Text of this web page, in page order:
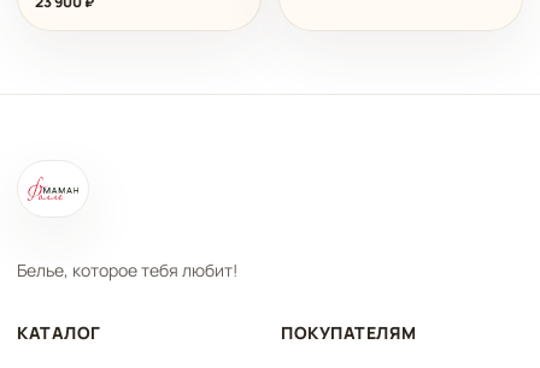
Белье, которое тебя любит!
КАТАЛОГ
ПОКУПАТЕЛЯМ